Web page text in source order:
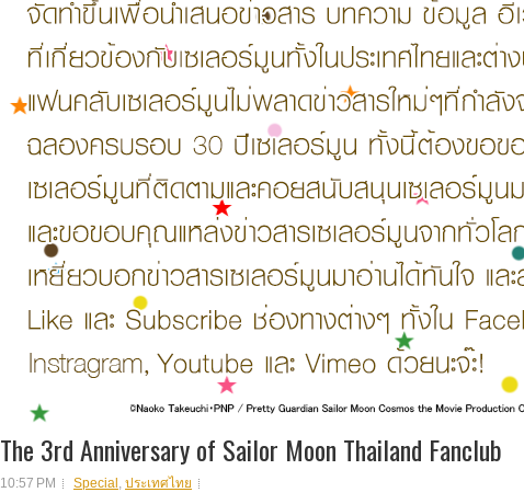
The 3rd Anniversary of Sailor Moon Thailand Fanclub
10:57 PM Special , ประเทศไทย